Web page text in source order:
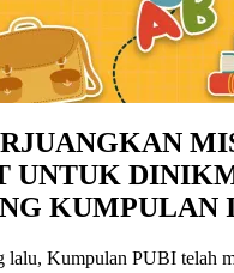
UNTUK
KUMPULAN
Kumpulan PUBI telah